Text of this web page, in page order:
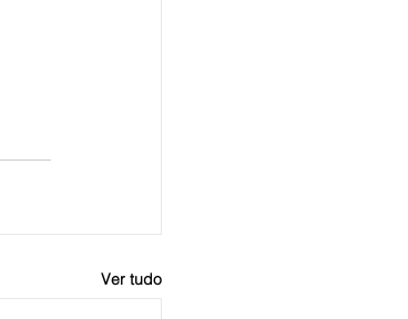
Ver tudo